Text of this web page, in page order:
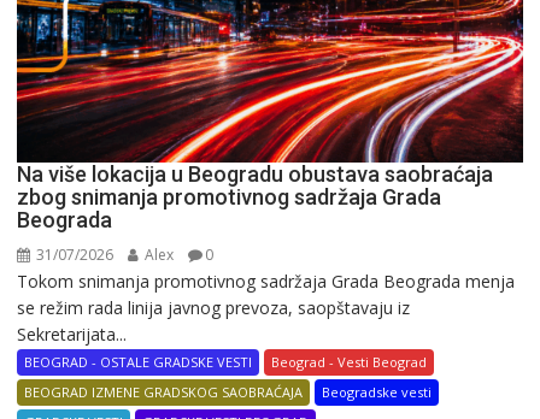
Na više lokacija u Beogradu obustava saobraćaja
zbog snimanja promotivnog sadržaja Grada
Beograda
31/07/2026 Alex 0
Tokom snimanja promotivnog sadržaja Grada Beograda menja
se režim rada linija javnog prevoza, saopštavaju iz
Sekretarijata...
BEOGRAD - OSTALE GRADSKE VESTI
Beograd - Vesti Beograd
BEOGRAD IZMENE GRADSKOG SAOBRAĆAJA
Beogradske vesti